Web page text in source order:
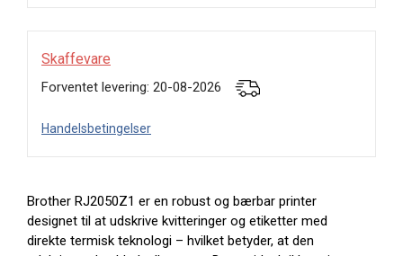
Skaffevare
Forventet levering: 20-08-2026
Handelsbetingelser
Brother RJ2050Z1 er en robust og bærbar printer
designet til at udskrive kvitteringer og etiketter med
direkte termisk teknologi – hvilket betyder, at den